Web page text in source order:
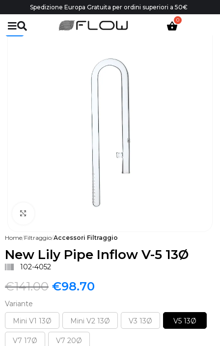
Spedizione Europa Gratuita per ordini superiori a 50€
Home Filtraggio Accessori Filtraggio
New Lily Pipe Inflow V-5 13Ø
102-4052
€141.00 €98.70
Variante
Mini V1 13Ø
Mini V2 13Ø V3 13Ø V5 13Ø
V7 17Ø V7 20Ø